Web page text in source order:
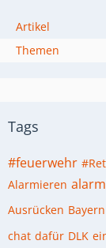
Artikel
Themen
Tags
#feuerwehr
Alarmieren
Ausrücken Bayern
chat dafür DLK